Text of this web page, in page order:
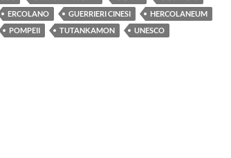
ERCOLANO GUERRIERI CINESI
HERCOLANEUM
POMPEII TUTANKAMON UNESCO